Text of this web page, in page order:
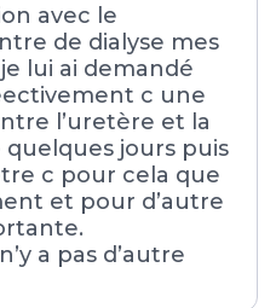
avec le
de dialyse mes
lui ai demandé
c une
l’uretère et la
quelques jours puis
c pour cela que
et pour d’autre
a pas d’autre